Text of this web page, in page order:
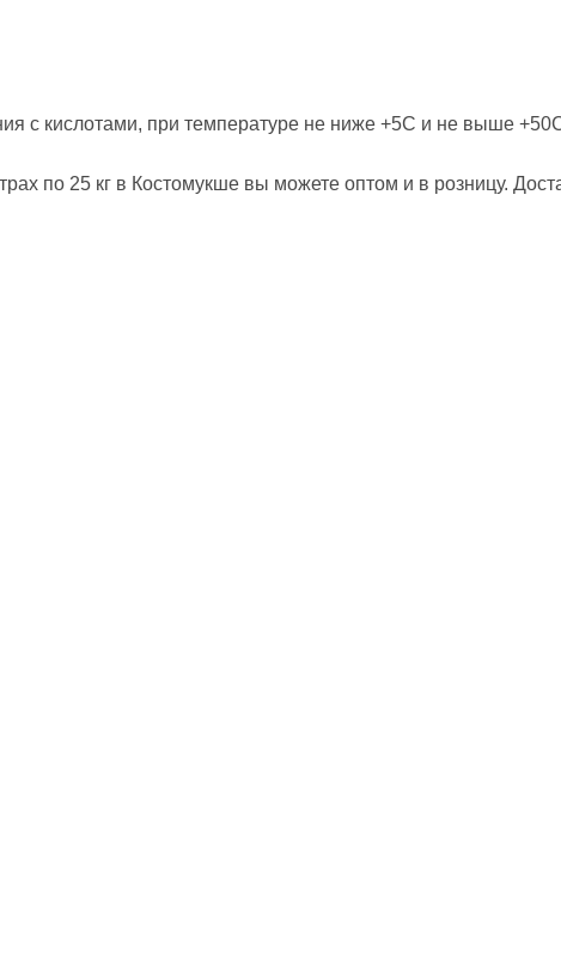
с кислотами, при температуре не ниже +5С и не выше
по 25 кг в Костомукше вы можете оптом и в розницу.